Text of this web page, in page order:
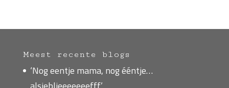
Meest recente blogs
‘Nog eentje mama, nog ééntje…